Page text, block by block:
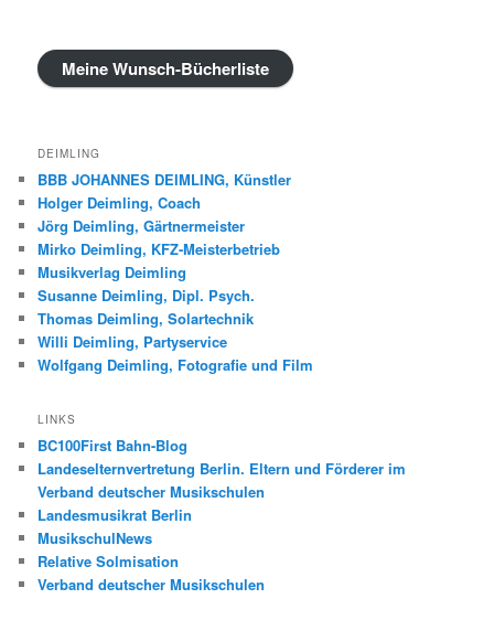
Meine Wunsch-Bücherliste
DEIMLING
BBB JOHANNES DEIMLING, Künstler
Holger Deimling, Coach
Jörg Deimling, Gärtnermeister
Mirko Deimling, KFZ-Meisterbetrieb
Musikverlag Deimling
Susanne Deimling, Dipl. Psych.
Thomas Deimling, Solartechnik
Willi Deimling, Partyservice
Wolfgang Deimling, Fotografie und Film
LINKS
BC100First Bahn-Blog
Landeselternvertretung Berlin. Eltern und Förderer im
Verband deutscher Musikschulen
Landesmusikrat Berlin
MusikschulNews
Relative Solmisation
Verband deutscher Musikschulen